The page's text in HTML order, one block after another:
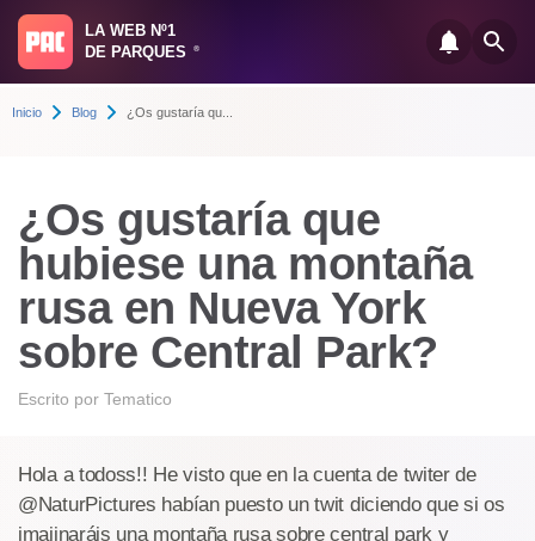
LA WEB Nº1
DE PARQUES
®
Inicio Blog ¿Os gustaría qu...
¿Os gustaría que
hubiese una montaña
rusa en Nueva York
sobre Central Park?
Escrito por Tematico
Hola a todoss!! He visto que en la cuenta de twiter de
@NaturPictures habían puesto un twit diciendo que si os
imajinaráis una montaña rusa sobre central park y